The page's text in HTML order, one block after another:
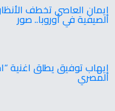
إيمان العاصي تخطف
الصيفية في أوروبا.. صور
إيهاب توفيق يطلق اغنية
المصري